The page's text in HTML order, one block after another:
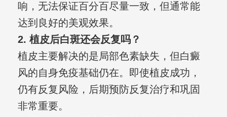
响，无法保证百分百尽量一致，但通常能
达到良好的美观效果。
2. 植皮后白斑还会反复吗？
植皮主要解决的是局部色素缺失，但白癜
风的自身免疫基础仍在。即使植皮成功，
仍有反复风险，后期预防反复治疗和巩固
非常重要。